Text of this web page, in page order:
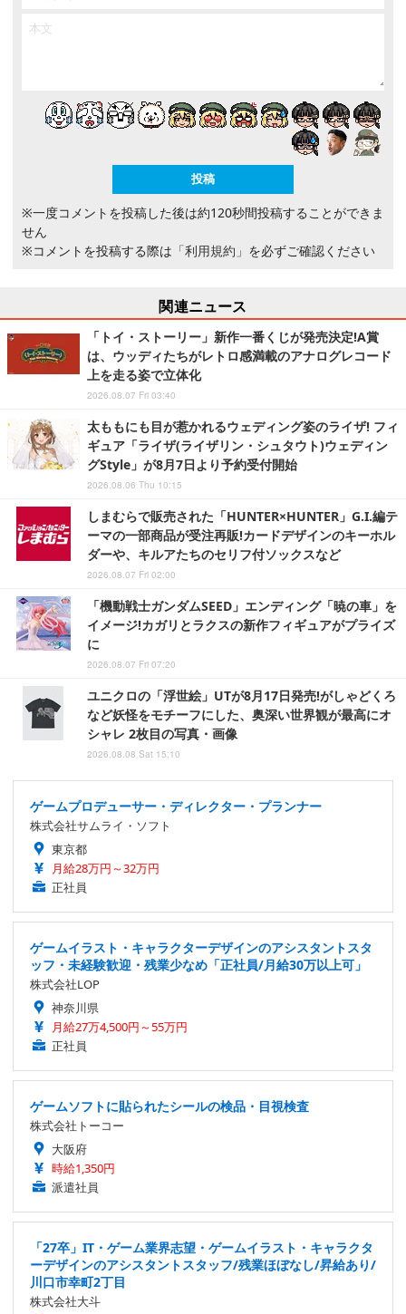
※一度コメントを投稿した後は約120秒間投稿することができま
せん
※コメントを投稿する際は 「利用規約」 を必ずご確認ください
関連ニュース
「トイ・ストーリー」新作一番くじが発売決定!A賞
は、ウッディたちがレトロ感満載のアナログレコード
上を走る姿で立体化
2026.08.07 Fri 03:40
太ももにも目が惹かれるウェディング姿のライザ! フィ
ギュア「ライザ(ライザリン・シュタウト)ウェディン
グStyle」が8月7日より予約受付開始
2026.08.06 Thu 10:15
しまむらで販売された「HUNTER×HUNTER」G.I.編テ
ーマの一部商品が受注再販!カードデザインのキーホル
ダーや、キルアたちのセリフ付ソックスなど
2026.08.07 Fri 02:00
「機動戦士ガンダムSEED」エンディング「暁の車」を
イメージ!カガリとラクスの新作フィギュアがプライズ
に
2026.08.07 Fri 07:20
ユニクロの「浮世絵」UTが8月17日発売!がしゃどくろ
など妖怪をモチーフにした、奥深い世界観が最高にオ
シャレ 2枚目の写真・画像
2026.08.08 Sat 15:10
ゲームプロデューサー・ディレクター・プランナー
株式会社サムライ・ソフト
東京都
月給28万円～32万円
正社員
ゲームイラスト・キャラクターデザインのアシスタントスタ
ッフ・未経験歓迎・残業少なめ「正社員/月給30万以上可」
株式会社LOP
神奈川県
月給27万4,500円～55万円
正社員
ゲームソフトに貼られたシールの検品・目視検査
株式会社トーコー
大阪府
時給1,350円
派遣社員
「27卒」IT・ゲーム業界志望・ゲームイラスト・キャラクタ
ーデザインのアシスタントスタッフ/残業ほぼなし/昇給あり/
川口市幸町2丁目
株式会社大斗